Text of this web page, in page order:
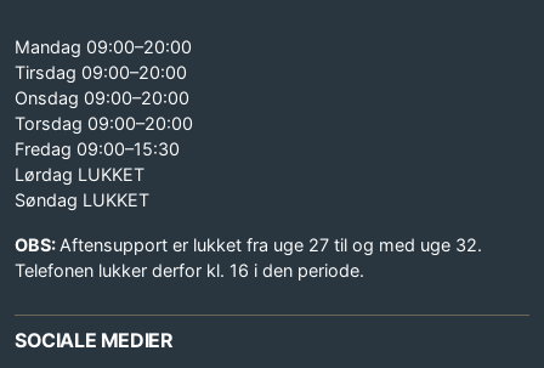
Mandag 09:00–20:00
Tirsdag 09:00–20:00
Onsdag 09:00–20:00
Torsdag 09:00–20:00
Fredag 09:00–15:30
Lørdag LUKKET
Søndag LUKKET
OBS: Aftensupport er lukket fra uge 27 til og med uge 32.
Telefonen lukker derfor kl. 16 i den periode.
SOCIALE MEDIER